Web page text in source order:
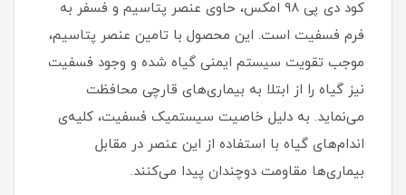
کود دی پی ۹۸ امکس، حاوی عنصر پتاسیم و فسفر به
فرم فسفیت است. این محصول با تامین عنصر پتاسیم،
موجب تقویت سیستم ایمنی گیاه شده و وجود فسفیت
نیز گیاه را از ابتلا به بیماری‌های قارچی محافظت
می‌نماید. به دلیل خاصیت سیستمیک فسفیت، کلیه‌ی
اندام‌های گیاه با استفاده از این عنصر در مقابل
بیماری‌ها مقاومت دوچندان پیدا می‌کنند.